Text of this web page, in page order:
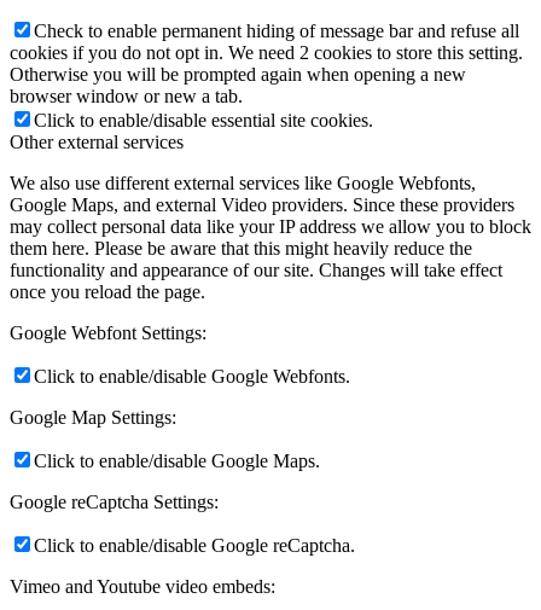
Check to enable permanent hiding of message bar and refuse all
cookies if you do not opt in. We need 2 cookies to store this setting.
Otherwise you will be prompted again when opening a new
browser window or new a tab.
Click to enable/disable essential site cookies.
Other external services
We also use different external services like Google Webfonts,
Google Maps, and external Video providers. Since these providers
may collect personal data like your IP address we allow you to block
them here. Please be aware that this might heavily reduce the
functionality and appearance of our site. Changes will take effect
once you reload the page.
Google Webfont Settings:
Click to enable/disable Google Webfonts.
Google Map Settings:
Click to enable/disable Google Maps.
Google reCaptcha Settings:
Click to enable/disable Google reCaptcha.
Vimeo and Youtube video embeds: